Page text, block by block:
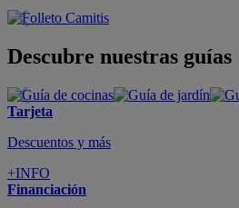
Descubre nuestras guías
Tarjeta
Descuentos y más
+INFO
Financiación